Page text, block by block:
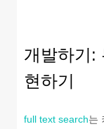
개발하기:
현하기
full text search는